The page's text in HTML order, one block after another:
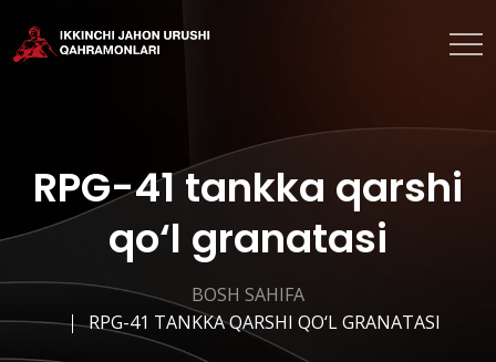
RPG-41 tankka qarshi
qo‘l granatasi
BOSH SAHIFA
RPG-41 TANKKA QARSHI QO‘L GRANATASI